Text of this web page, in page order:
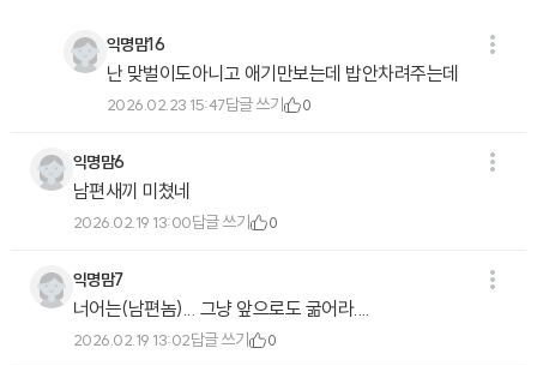
익명맘16
난 맞벌이도아니고 애기만보는데 밥안차려주는데
2026.02.23 15:47답글 쓰기 0
익명맘6
남편새끼 미쳤네
2026.02.19 13:00답글 쓰기 0
익명맘7
너어는(남편놈)... 그냥 앞으로도 굶어라....
2026.02.19 13:02답글 쓰기 0